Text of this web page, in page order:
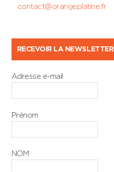
contact@orangeplatine.fr
RECEVOIR LA NEWSLETTER
Adresse e-mail
Prénom
NOM